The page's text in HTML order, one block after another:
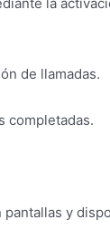
de llamadas.
y